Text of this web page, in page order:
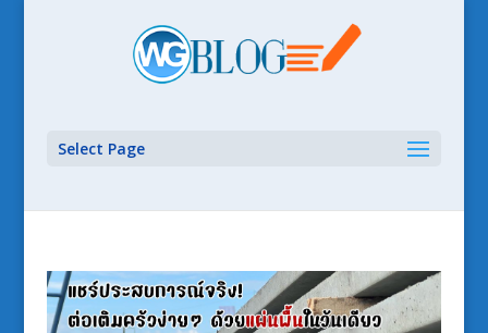
Select Page